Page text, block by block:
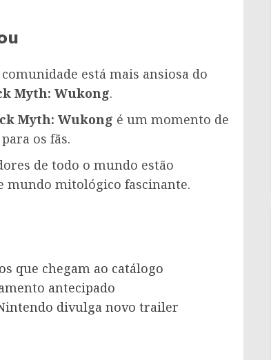
está mais ansiosa do
Myth: Wukong.
Myth: Wukong é um momento de
os fãs.
de todo o mundo estão
mundo mitológico fascinante.
que chegam ao catálogo
antecipado
divulga novo trailer